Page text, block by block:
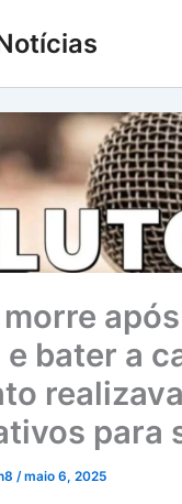
bater a
realizava
para
/maio 6, 2025